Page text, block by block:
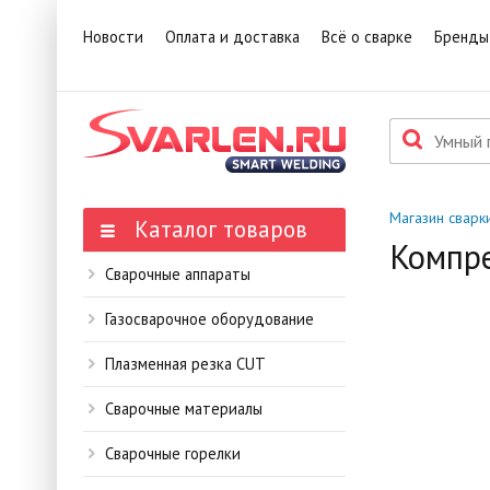
Новости Оплата и доставка Всё о сварке Бренды
Каталог товаров
Сварочные аппараты
Газосварочное оборудование
Плазменная резка CUT
Сварочные материалы
Сварочные горелки
Магазин